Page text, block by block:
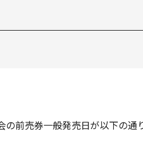
の前売券一般発売日が以下の通